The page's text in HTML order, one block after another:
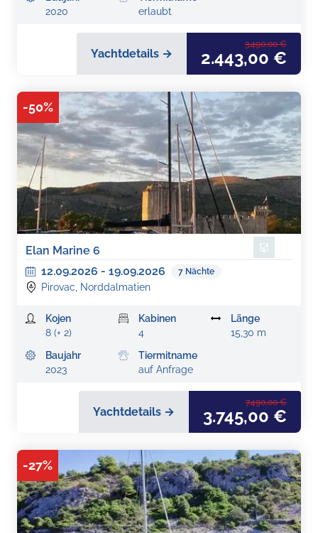
2020
erlaubt
Yachtdetails →
3.490,00 €
2.443,00 €
-50%
Elan Marine 6
12.09.2026 - 19.09.2026 7 Nächte
Pirovac, Norddalmatien
Kojen
8 (+ 2)
Kabinen
4
Länge
15,30 m
Baujahr
2023
Tiermitname
auf Anfrage
Yachtdetails →
7.490,00 €
3.745,00 €
-27%